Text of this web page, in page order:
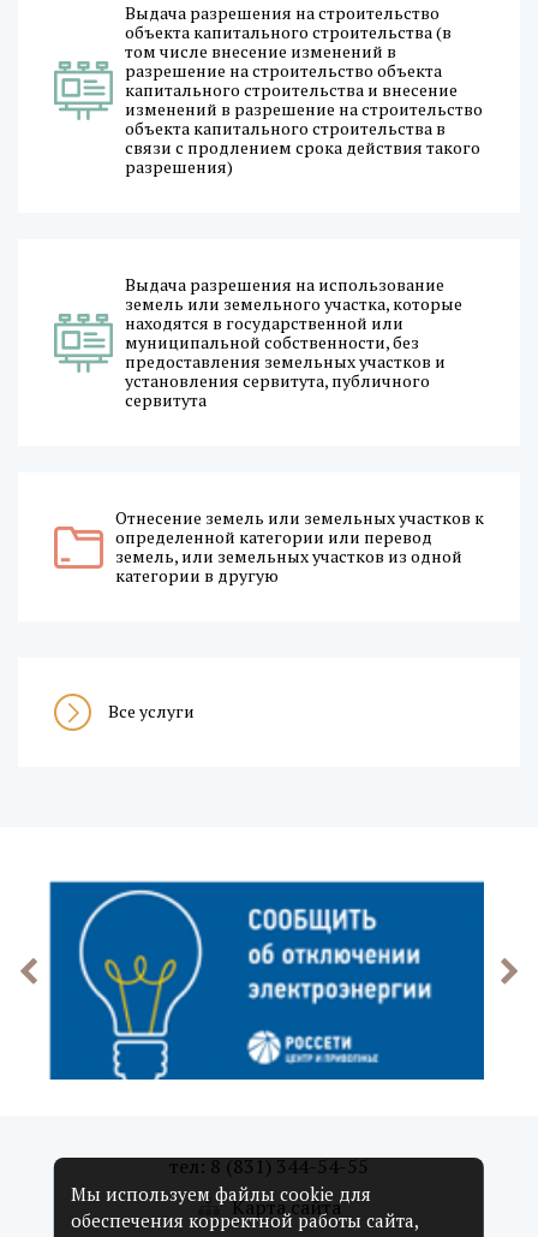
Выдача разрешения на строительство
объекта капитального строительства (в
том числе внесение изменений в
разрешение на строительство объекта
капитального строительства и внесение
изменений в разрешение на строительство
объекта капитального строительства в
связи с продлением срока действия такого
разрешения)
Выдача разрешения на использование
земель или земельного участка, которые
находятся в государственной или
муниципальной собственности, без
предоставления земельных участков и
установления сервитута, публичного
сервитута
Отнесение земель или земельных участков к
определенной категории или перевод
земель, или земельных участков из одной
категории в другую
Все услуги
тел: 8 (831) 344-54-55
Карта сайта
Мы используем файлы cookie для
обеспечения корректной работы сайта,